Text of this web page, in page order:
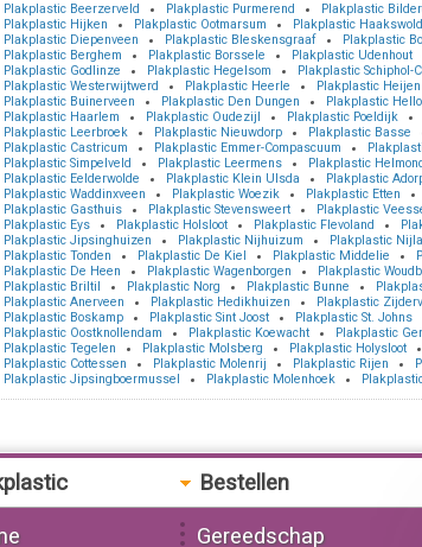
Plakplastic Beerzerveld Plakplastic Purmerend Plakplastic
Plakplastic Hijken
Plakplastic Ootmarsum Plakplastic Haakswold
Plakplastic Diepenveen
Plakplastic Bleskensgraaf Plakplastic
Plakplastic Berghem
Plakplastic Borssele Plakplastic Udenhout
Plakplastic Godlinze
Plakplastic Hegelsom Plakplastic Schiphol-
Plakplastic Westerwijtwerd
Plakplastic Heerle Plakplastic Heijen
Plakplastic Buinerveen
Plakplastic Den Dungen Plakplastic
Plakplastic Haarlem
Plakplastic Oudezijl Plakplastic Poeldijk
Plakplastic Leerbroek
Plakplastic Nieuwdorp Plakplastic Basse
Plakplastic Castricum
Plakplastic Emmer-Compascuum
Plakplastic Simpelveld
Plakplastic Leermens Plakplastic
Plakplastic Eelderwolde
Plakplastic Klein Ulsda Plakplastic
Plakplastic Waddinxveen
Plakplastic Woezik Plakplastic Etten
Plakplastic Gasthuis
Plakplastic Stevensweert Plakplastic
Plakplastic Eys
Plakplastic Holsloot Plakplastic Flevoland
Plakplastic Jipsinghuizen
Plakplastic Nijhuizum Plakplastic
Plakplastic Tonden
Plakplastic De Kiel Plakplastic Middelie
Plakplastic De Heen
Plakplastic Wagenborgen Plakplastic
Plakplastic Briltil
Plakplastic Norg Plakplastic Bunne
Plakplastic Anerveen
Plakplastic Hedikhuizen Plakplastic
Plakplastic Boskamp
Plakplastic Sint Joost Plakplastic St. Johns
Plakplastic Oostknollendam
Plakplastic Koewacht Plakplastic
Plakplastic Tegelen
Plakplastic Molsberg Plakplastic Holysloot
Plakplastic Cottessen
Plakplastic Molenrij Plakplastic Rijen
Plakplastic Jipsingboermussel
Plakplastic Molenhoek
Bestellen
Gereedschap